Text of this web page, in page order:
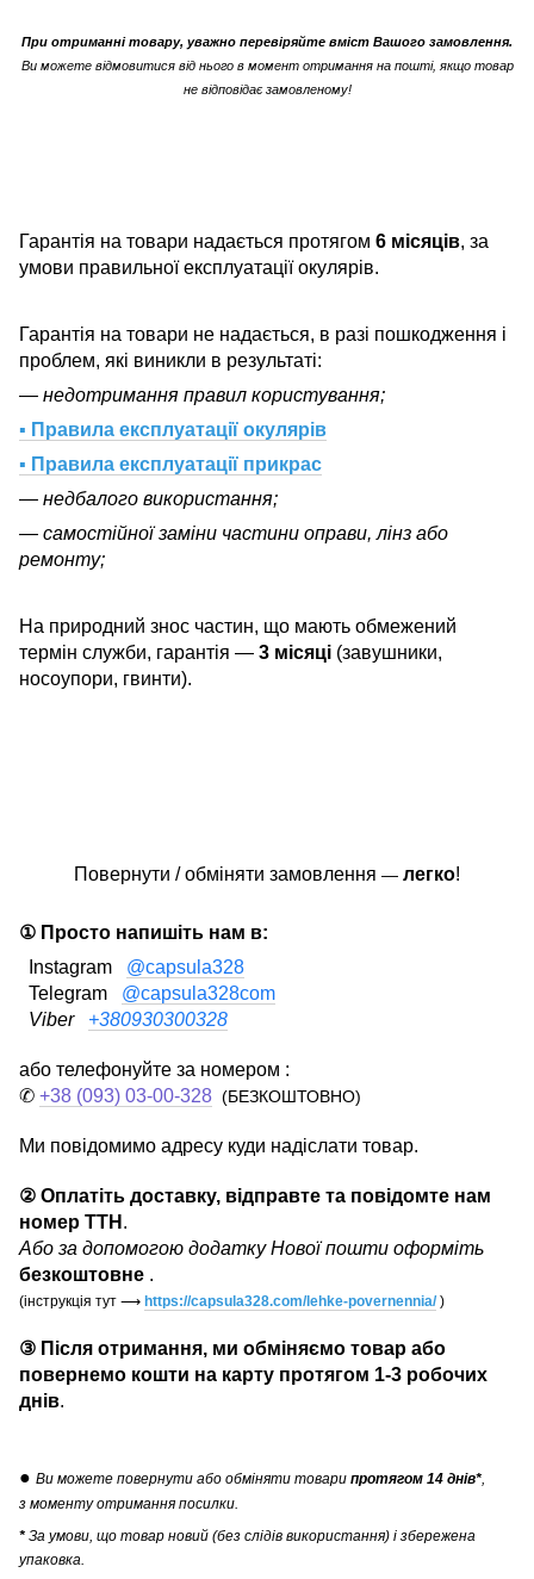
При отриманні товару, уважно перевіряйте вміст Вашого замовлення.
Ви можете відмовитися від нього в момент отримання на пошті, якщо товар
не відповідає замовленому!
Гарантія на товари надається протягом 6 місяців, за
умови правильної експлуатації окулярів.
Гарантія на товари не надається, в разі пошкодження і
проблем, які виникли в результаті:
— недотримання правил користування;
▪ Правила експлуатації окулярів
▪ Правила експлуатації прикрас
— недбалого використання;
— самостійної заміни частини оправи, лінз або
ремонту;
На природний знос частин, що мають обмежений
термін служби, гарантія — 3 місяці (завушники,
носоупори, гвинти).
Повернути / обміняти замовлення — легко!
① Просто напишіть нам в:
Instagram @capsula328
Telegram @capsula328com
Viber +380930300328
або телефонуйте за номером :
✆ +38 (093) 03-00-328 (БЕЗКОШТОВНО)
Ми повідомимо адресу куди надіслати товар.
② Оплатіть доставку, відправте та повідомте нам
номер ТТН .
Або за допомогою додатку Нової пошти оформіть
безкоштовне .
(інструкція тут ⟶ https://capsula328.com/lehke-povernennia/)
③ Після отримання, ми обміняємо товар або
повернемо кошти на карту протягом 1-3 робочих
днів.
● Ви можете повернути або обміняти товари протягом 14 днів*
з моменту отримання посилки.
* За умови, що товар новий (без слідів використання) і збережена
упаковка.